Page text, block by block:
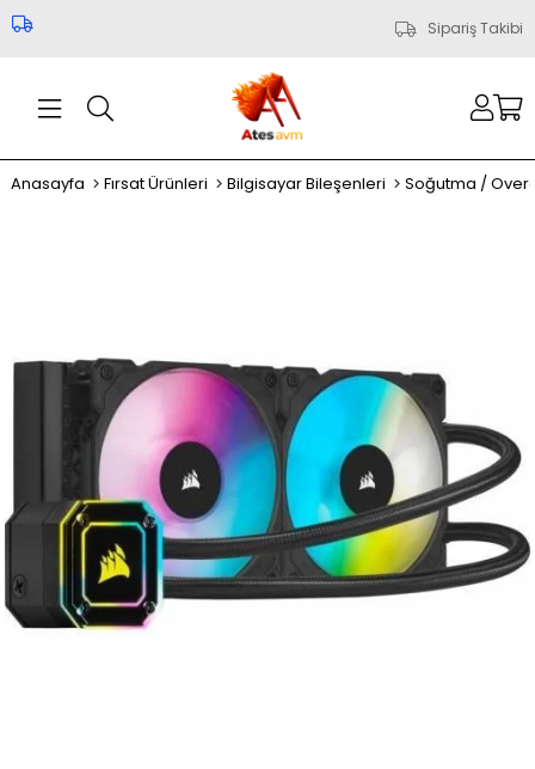
Sipariş Takibi
Anasayfa Fırsat Ürünleri Bilgisayar Bileşenleri Soğutma /